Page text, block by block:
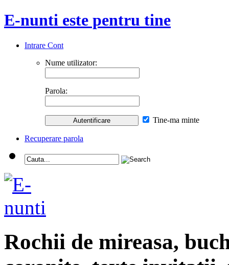
E-nunti este pentru tine
Intrare Cont
Nume utilizator:
Parola:
Tine-ma minte
Recuperare parola
Rochii de mireasa,